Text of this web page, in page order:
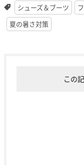
シューズ＆ブーツ
夏の暑さ対策
この